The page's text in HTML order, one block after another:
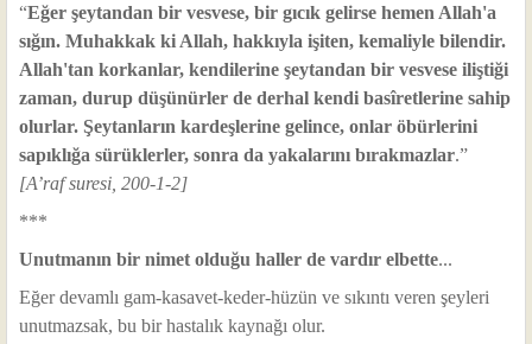
“Eğer şeytandan bir vesvese, bir gıcık gelirse hemen Allah'a
sığın. Muhakkak ki Allah, hakkıyla işiten, kemaliyle bilendir.
Allah'tan korkanlar, kendilerine şeytandan bir vesvese iliştiği
zaman, durup düşünürler de derhal kendi basîretlerine sahip
olurlar. Şeytanların kardeşlerine gelince, onlar öbürlerini
sapıklığa sürüklerler, sonra da yakalarını bırakmazlar.”
[A’raf suresi, 200-1-2]
***
Unutmanın bir nimet olduğu haller de vardır elbette...
Eğer devamlı gam-kasavet-keder-hüzün ve sıkıntı veren şeyleri
unutmazsak, bu bir hastalık kaynağı olur.